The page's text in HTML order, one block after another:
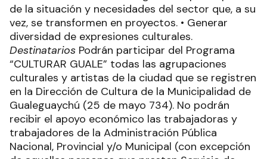
de la situación y necesidades del sector que, a su
vez, se transformen en proyectos. • Generar
diversidad de expresiones culturales.
Destinatarios Podrán participar del Programa
“CULTURAR GUALE” todas las agrupaciones
culturales y artistas de la ciudad que se registren
en la Dirección de Cultura de la Municipalidad de
Gualeguaychú (25 de mayo 734). No podrán
recibir el apoyo económico las trabajadoras y
trabajadores de la Administración Pública
Nacional, Provincial y/o Municipal (con excepción